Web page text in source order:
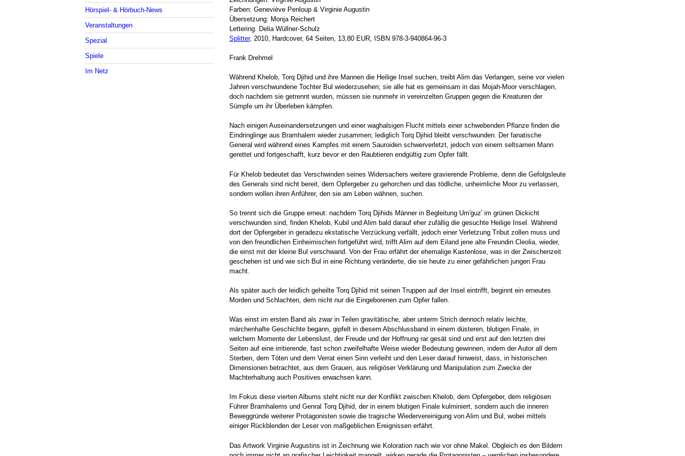
Hörspiel- & Hörbuch-News
Veranstaltungen
Spezial
Spiele
Im Netz
Farben: Geneviève Penloup & Virginie Augustin
Übersetzung: Monja Reichert
Lettering: Delia Wüllner-Schulz
Splitter, 2010, Hardcover, 64 Seiten, 13,80 EUR, ISBN 978-3-940864-96-3
Frank Drehmel
Während Khelob, Torq Djihid und ihre Mannen die Heilige Insel suchen, treibt Alim das Verlangen, seine vor vielen
Jahren verschwundene Tochter Bul wiederzusehen; sie alle hat es gemeinsam in das Mojah-Moor verschlagen,
doch nachdem sie getrennt wurden, müssen sie nunmehr in vereinzelten Gruppen gegen die Kreaturen der
Sümpfe um ihr Überleben kämpfen.
Nach einigen Auseinandersetzungen und einer waghalsigen Flucht mittels einer schwebenden Pflanze finden die
Eindringlinge aus Bramhalem wieder zusammen; lediglich Torq Djihid bleibt verschwunden. Der fanatische
General wird während eines Kampfes mit einem Sauroiden schwerverletzt, jedoch von einem seltsamen Mann
gerettet und fortgeschafft, kurz bevor er den Raubtieren endgültig zum Opfer fällt.
Für Khelob bedeutet das Verschwinden seines Widersachers weitere gravierende Probleme, denn die Gefolgsleute
des Generals sind nicht bereit, dem Opfergeber zu gehorchen und das tödliche, unheimliche Moor zu verlassen,
sondern wollen ihren Anführer, den sie am Leben wähnen, suchen.
So trennt sich die Gruppe erneut: nachdem Torq Djihids Männer in Begleitung Um'guz' im grünen Dickicht
verschwunden sind, finden Khelob, Kubil und Alim bald darauf eher zufällig die gesuchte Heilige Insel. Während
dort der Opfergeber in geradezu ekstatische Verzückung verfällt, jedoch einer Verletzung Tribut zollen muss und
von den freundlichen Einheimischen fortgeführt wird, trifft Alim auf dem Eiland jene alte Freundin Cleolia, wieder,
die einst mit der kleine Bul verschwand. Von der Frau erfährt der ehemalige Kastenlose, was in der Zwischenzeit
geschehen ist und wie sich Bul in eine Richtung veränderte, die sie heute zu einer gefährlichen jungen Frau
macht.
Als später auch der leidlich geheilte Torq Djihid mit seinen Truppen auf der Insel eintrifft, beginnt ein erneutes
Morden und Schlachten, dem nicht nur die Eingeborenen zum Opfer fallen.
Was einst im ersten Band als zwar in Teilen gravitätische, aber unterm Strich dennoch relativ leichte,
märchenhafte Geschichte begann, gipfelt in diesem Abschlussband in einem düsteren, blutigen Finale, in
welchem Momente der Lebenslust, der Freude und der Hoffnung rar gesät sind und erst auf den letzten drei
Seiten auf eine irritierende, fast schon zweifelhafte Weise wieder Bedeutung gewinnen, indem der Autor all dem
Sterben, dem Töten und dem Verrat einen Sinn verleiht und den Leser darauf hinweist, dass, in historischen
Dimensionen betrachtet, aus dem Grauen, aus religiöser Verklärung und Manipulation zum Zwecke der
Machterhaltung auch Positives erwachsen kann.
Im Fokus diese vierten Albums steht nicht nur der Konflikt zwischen Khelob, dem Opfergeber, dem religiösen
Führer Bramhalems und Genral Torq Djihid, der in einem blutigen Finale kulminiert, sondern auch die inneren
Beweggründe weiterer Protagonisten sowie die tragische Wiedervereinigung von Alim und Bul, wobei mittels
einiger Rückblenden der Leser von maßgeblichen Ereignissen erfährt.
Das Artwork Virginie Augustins ist in Zeichnung wie Koloration nach wie vor ohne Makel. Obgleich es den Bildern